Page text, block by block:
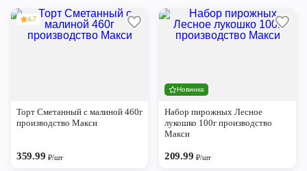
Новодвинск
Рыбинск
Ярославль
4.7
Торт Сметанный с малиной 460г
производство Макси
359.99 ₽/шт
Новинка
Набор пирожных Лесное
лукошко 100г производство
Макси
209.99 ₽/шт